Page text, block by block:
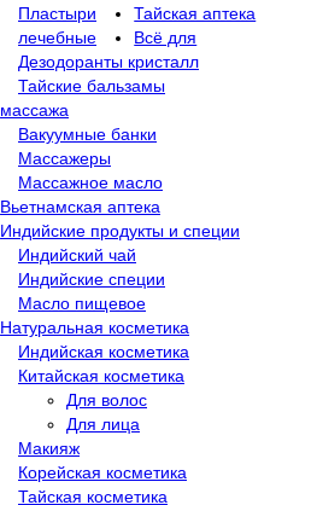
Пластыри
лечебные
Тайская аптека
Дезодоранты кристалл
Тайские бальзамы
Всё для
массажа
Вакуумные банки
Массажеры
Массажное масло
Вьетнамская аптека
Индийские продукты и специи
Индийский чай
Индийские специи
Масло пищевое
Натуральная косметика
Индийская косметика
Китайская косметика
Для волос
Для лица
Макияж
Корейская косметика
Тайская косметика